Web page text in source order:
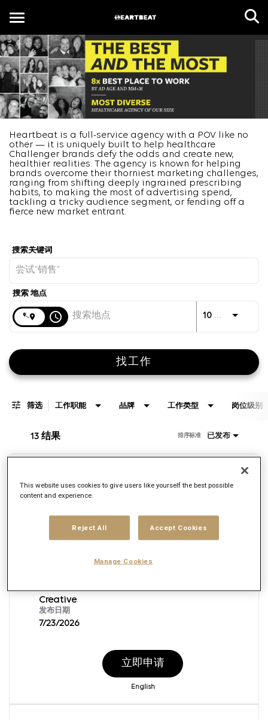
Toggle
navigation
CN
Heartbeat is a full-service agency with a POV like no
other — it is uniquely built to help healthcare
Challenger brands defy the odds and create new,
healthier realities. The agency is known for helping
brands overcome their thorniest marketing challenges,
ranging from shifting deeply ingrained prescribing
habits, to making the most of advertising spend,
tackling a tricky audience segment, or fending off a
fierce new market entrant.
access_time 10 公里
找工作
筛选 工作职能 品牌 工作类型 岗位级别
13 结果 已发布
排序标准
Creative Director
Heartbeat
New York, New York
Creative
发布日期
7/23/2026
立即申请
English
This website uses cookies to give users like yourself the best possible
content and experience.
Reject All Accept Cookies
Manage Cookies